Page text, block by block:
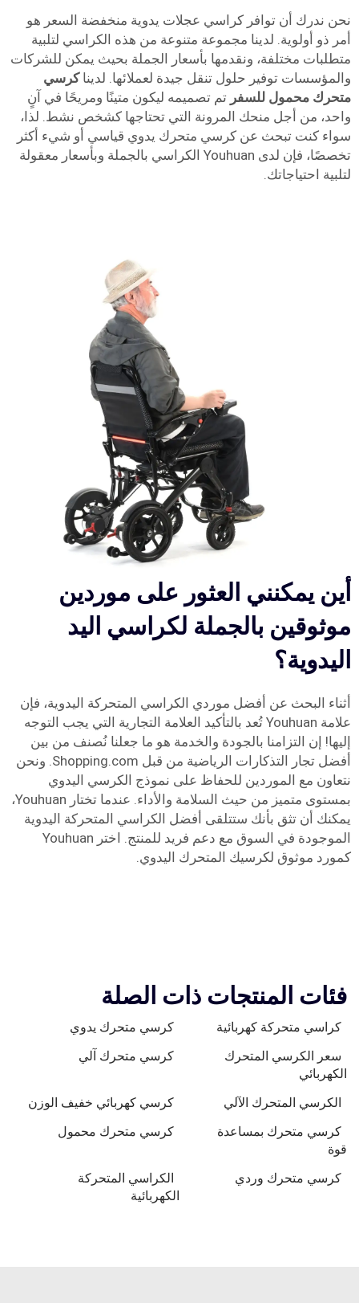
نحن ندرك أن توافر كراسي عجلات يدوية منخفضة السعر هو
أمر ذو أولوية. لدينا مجموعة متنوعة من هذه الكراسي لتلبية
متطلبات مختلفة، ونقدمها بأسعار الجملة بحيث يمكن للشركات
والمؤسسات توفير حلول تنقل جيدة لعملائها. لديناكرسي
متحرك محمول للسفر تم تصميمه ليكون متينًا ومريحًا في آنٍ
واحد، من أجل منحك المرونة التي تحتاجها كشخص نشط. لذا،
سواء كنت تبحث عن كرسي متحرك يدوي قياسي أو شيء أكثر
تخصصًا، فإن لدى Youhuan الكراسي بالجملة وبأسعار معقولة
لتلبية احتياجاتك.
أين يمكنني العثور على موردين
موثوقين بالجملة لكراسي اليد
اليدوية؟
أثناء البحث عن أفضل موردي الكراسي المتحركة اليدوية، فإن
علامة Youhuan تُعد بالتأكيد العلامة التجارية التي يجب التوجه
إليها! إن التزامنا بالجودة والخدمة هو ما جعلنا نُصنف من بين
أفضل تجار التذكارات الرياضية من قبل Shopping.com. ونحن
نتعاون مع الموردين للحفاظ على نموذج الكرسي اليدوي
بمستوى متميز من حيث السلامة والأداء. عندما تختار Youhuan،
يمكنك أن تثق بأنك ستتلقى أفضل الكراسي المتحركة اليدوية
الموجودة في السوق مع دعم فريد للمنتج. اختر Youhuan
كمورد موثوق لكرسيك المتحرك اليدوي.
فئات المنتجات ذات الصلة
كراسي متحركة كهربائية
كرسي متحرك يدوي
سعر الكرسي المتحرك
الكهربائي
كرسي متحرك آلي
الكرسي المتحرك الآلي
كرسي كهربائي خفيف الوزن
كرسي متحرك بمساعدة
قوة
كرسي متحرك محمول
كرسي متحرك وردي
الكراسي المتحركة
الكهربائية